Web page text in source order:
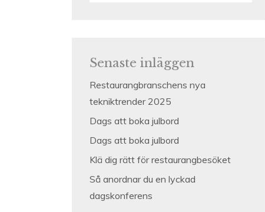
Senaste inläggen
Restaurangbranschens nya
tekniktrender 2025
Dags att boka julbord
Dags att boka julbord
Klä dig rätt för restaurangbesöket
Så anordnar du en lyckad
dagskonferens